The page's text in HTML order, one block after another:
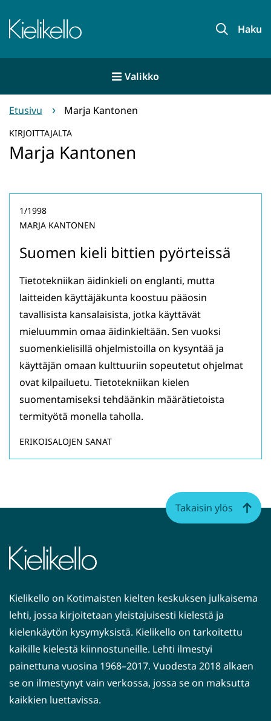
sisältöön
Etusivu Haku
Valikko
Etusivu Marja Kantonen
KIRJOITTAJALTA
Marja Kantonen
Suomen kieli bittien pyörteissä
1/1998
MARJA KANTONEN
Tietotekniikan äidinkieli on englanti, mutta
laitteiden käyttäjäkunta koostuu pääosin
tavallisista kansalaisista, jotka käyttävät
mieluummin omaa äidinkieltään. Sen vuoksi
suomenkielisillä ohjelmistoilla on kysyntää ja
käyttäjän omaan kulttuuriin sopeutetut ohjelmat
ovat kilpailuetu. Tietotekniikan kielen
suomentamiseksi tehdäänkin määrätietoista
termityötä monella taholla.
ERIKOISALOJEN SANAT
Kielikello on Kotimaisten kielten keskuksen julkaisema
lehti, jossa kirjoitetaan yleistajuisesti kielestä ja
kielenkäytön kysymyksistä. Kielikello on tarkoitettu
kaikille kielestä kiinnostuneille. Lehti ilmestyi
painettuna vuosina 1968–2017. Vuodesta 2018 alkaen
se on ilmestynyt vain verkossa, jossa se on maksutta
kaikkien luettavissa.
Takaisin ylös